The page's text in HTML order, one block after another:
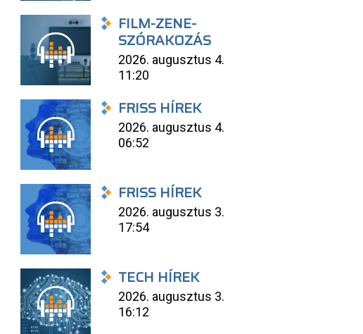
FILM-ZENE-
SZÓRAKOZÁS
2026. augusztus 4.
11:20
FRISS HÍREK
2026. augusztus 4.
06:52
FRISS HÍREK
2026. augusztus 3.
17:54
TECH HÍREK
2026. augusztus 3.
16:12